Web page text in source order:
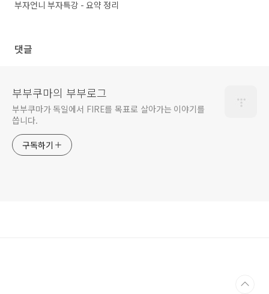
부자언니 부자특강 - 요약 정리
댓글
부부쿠마의 부부로그
부부쿠마가 독일에서 FIRE를 목표로 살아가는 이야기를
씁니다.
구독하기